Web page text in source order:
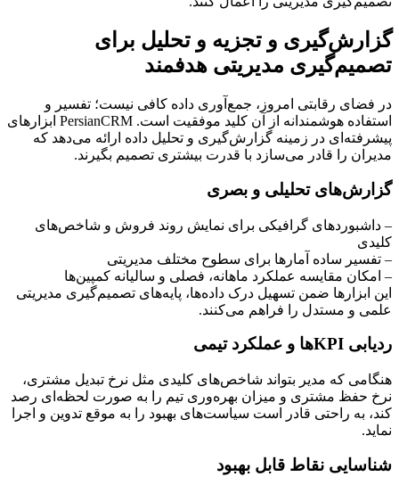
گزارش‌گیری و تجزیه و تحلیل برای
تصمیم‌گیری مدیریتی هدفمند
در فضای رقابتی امروز، جمع‌آوری داده کافی نیست؛ تفسیر و
استفاده هوشمندانه از آن کلید موفقیت است. PersianCRM ابزارهای
پیشرفته‌ای در زمینه گزارش‌گیری و تحلیل داده ارائه می‌دهد که
مدیران را قادر می‌سازد با قدرت بیشتری تصمیم بگیرند.
گزارش‌های تحلیلی و بصری
– داشبوردهای گرافیکی برای نمایش روند فروش و شاخص‌های
کلیدی
– تفسیر ساده آمارها برای سطوح مختلف مدیریتی
– امکان مقایسه عملکرد ماهانه، فصلی و سالیانه کمپین‌ها
این ابزارها ضمن تسهیل درک داده‌ها، پایه‌های تصمیم‌گیری مدیریتی
علمی و مستدل را فراهم می‌کنند.
ردیابی KPIها و عملکرد تیمی
هنگامی که مدیر بتواند شاخص‌های کلیدی مثل نرخ تبدیل مشتری،
نرخ حفظ مشتری و میزان بهره‌وری تیم را به صورت لحظه‌ای رصد
کند، به راحتی قادر است سیاست‌های بهبود را به موقع تدوین و اجرا
نماید.
شناسایی نقاط قابل بهبود